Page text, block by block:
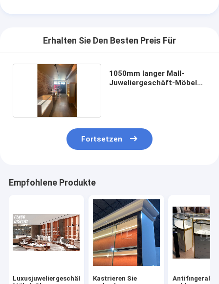
Erhalten Sie Den Besten Preis Für
1050mm langer Mall-
Juweliergeschäft-Möbel
Fortsetzen
Empfohlene Produkte
Luxusjuweliergeschäft-
Kastrieren Sie